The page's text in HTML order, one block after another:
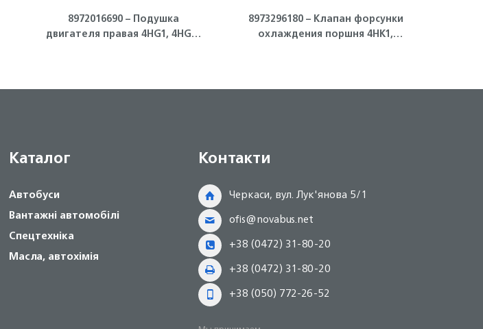
8972016690 – Подушка
двигателя правая 4HG1, 4HG1-
8973296180 – Клапан форсунки
охлаждения поршня 4HK1,
Каталог
Автобуси
Вантажні автомобілі
Спецтехніка
Масла, автохімія
Контакти
Черкаси, вул. Лук'янова 5/1
ofis@novabus.net
+38 (0472) 31-80-20
+38 (0472) 31-80-20
+38 (050) 772-26-52